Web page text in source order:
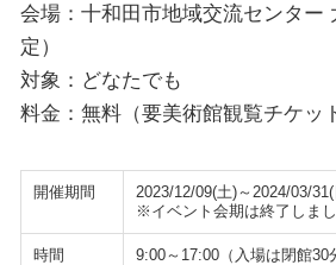
会場：十和田市地域交流センター
定）
対象：どなたでも
料金：無料（要美術館観覧チケッ
開催期間
2023/12/09(土)～2024/03/
※イベント会期は終了しま
時間 9:00～17:00（入場は閉館30